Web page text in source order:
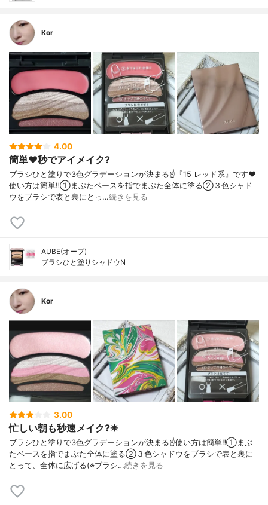
Kor
4.00
簡単❤️秒でアイメイク?
ブラシひと塗りで3色グラデーションが決まる☝️『15 レッド系』です❤️
使い方は簡単‼️①まぶたベースを指でまぶた全体に塗る②３色シャド
ウをブラシで表と裏にとっ…続きを見る
AUBE(オーブ)
ブラシひと塗りシャドウN
Kor
3.00
忙しい朝も秒速メイク?️✴️
ブラシひと塗りで3色グラデーションが決まる☝️使い方は簡単‼️①まぶ
たベースを指でまぶた全体に塗る②３色シャドウをブラシで表と裏に
とって、全体に広げる(※ブラシ…続きを見る